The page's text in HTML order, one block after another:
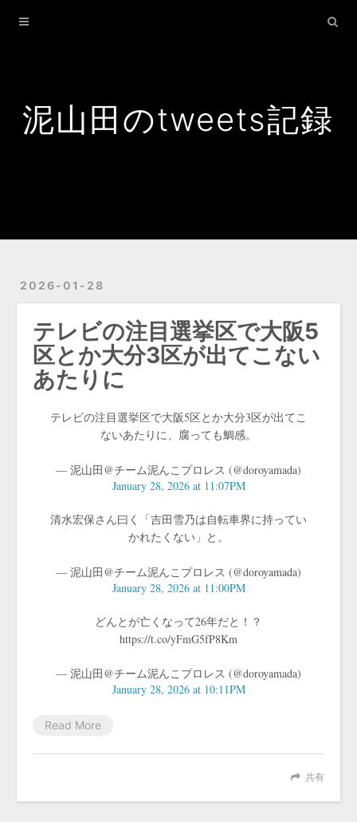
泥山田のtweets記録
2026-01-28
テレビの注目選挙区で大阪5
区とか大分3区が出てこない
あたりに
テレビの注目選挙区で大阪5区とか大分3区が出てこ
ないあたりに、腐っても鯛感。
— 泥山田@チーム泥んこプロレス (@doroyamada)
January 28, 2026 at 11:07PM
清水宏保さん曰く「吉田雪乃は自転車界に持ってい
かれたくない」と。
— 泥山田@チーム泥んこプロレス (@doroyamada)
January 28, 2026 at 11:00PM
どんとが亡くなって26年だと！？
https://t.co/yFmG5fP8Km
— 泥山田@チーム泥んこプロレス (@doroyamada)
January 28, 2026 at 10:11PM
Read More
共有
Home